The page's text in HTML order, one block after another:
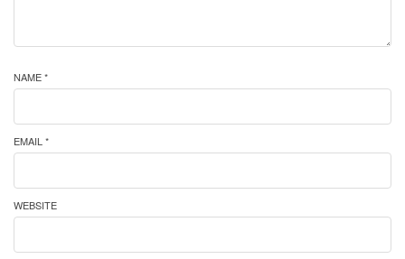
NAME *
EMAIL *
WEBSITE